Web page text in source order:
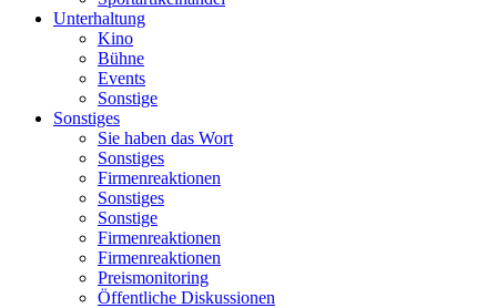
Unterhaltung
Kino
Bühne
Events
Sonstige
Sonstiges
Sie haben das Wort
Sonstiges
Firmenreaktionen
Sonstiges
Sonstige
Firmenreaktionen
Firmenreaktionen
Preismonitoring
Öffentliche Diskussionen